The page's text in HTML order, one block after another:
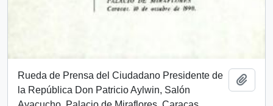
Rueda de Prensa del Ciudadano Presidente de
la República Don Patricio Aylwin, Salón